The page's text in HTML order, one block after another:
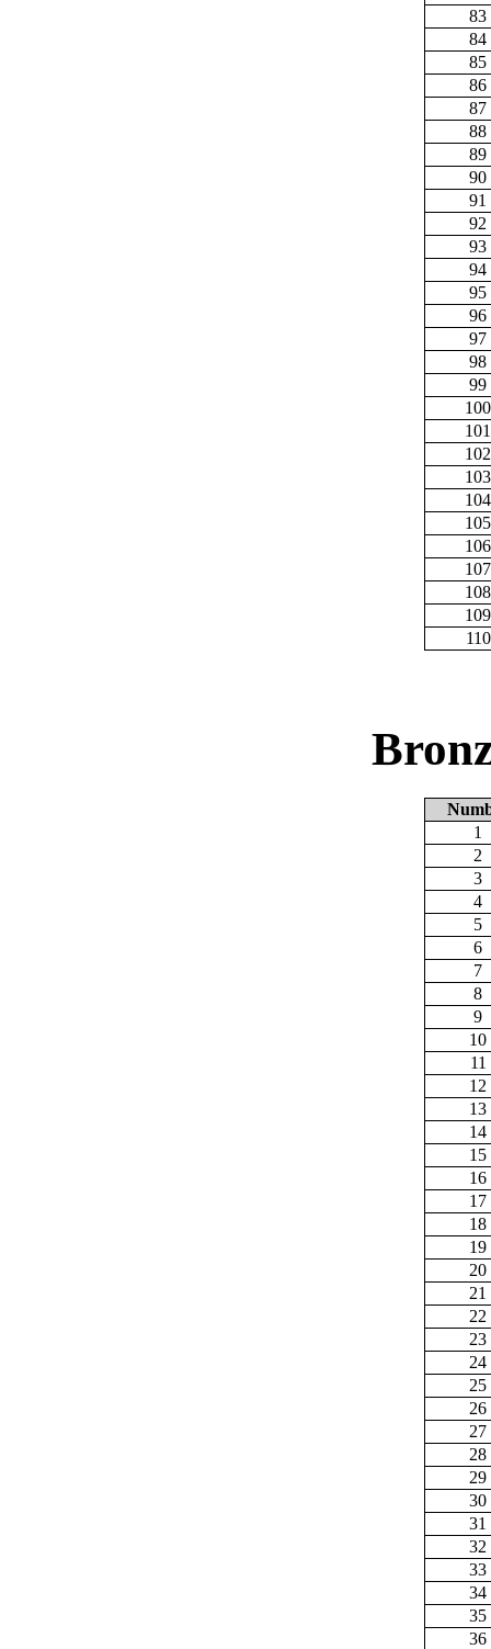
83
84
85
86
87
88
89
90
91
92
93
94
95
96
97
98
99
100
101
102
103
104
105
106
107
108
109
110
1
2
3
4
5
6
7
8
9
10
11
12
13
14
15
16
17
18
19
20
21
22
23
24
25
26
27
28
29
30
31
32
33
34
35
36